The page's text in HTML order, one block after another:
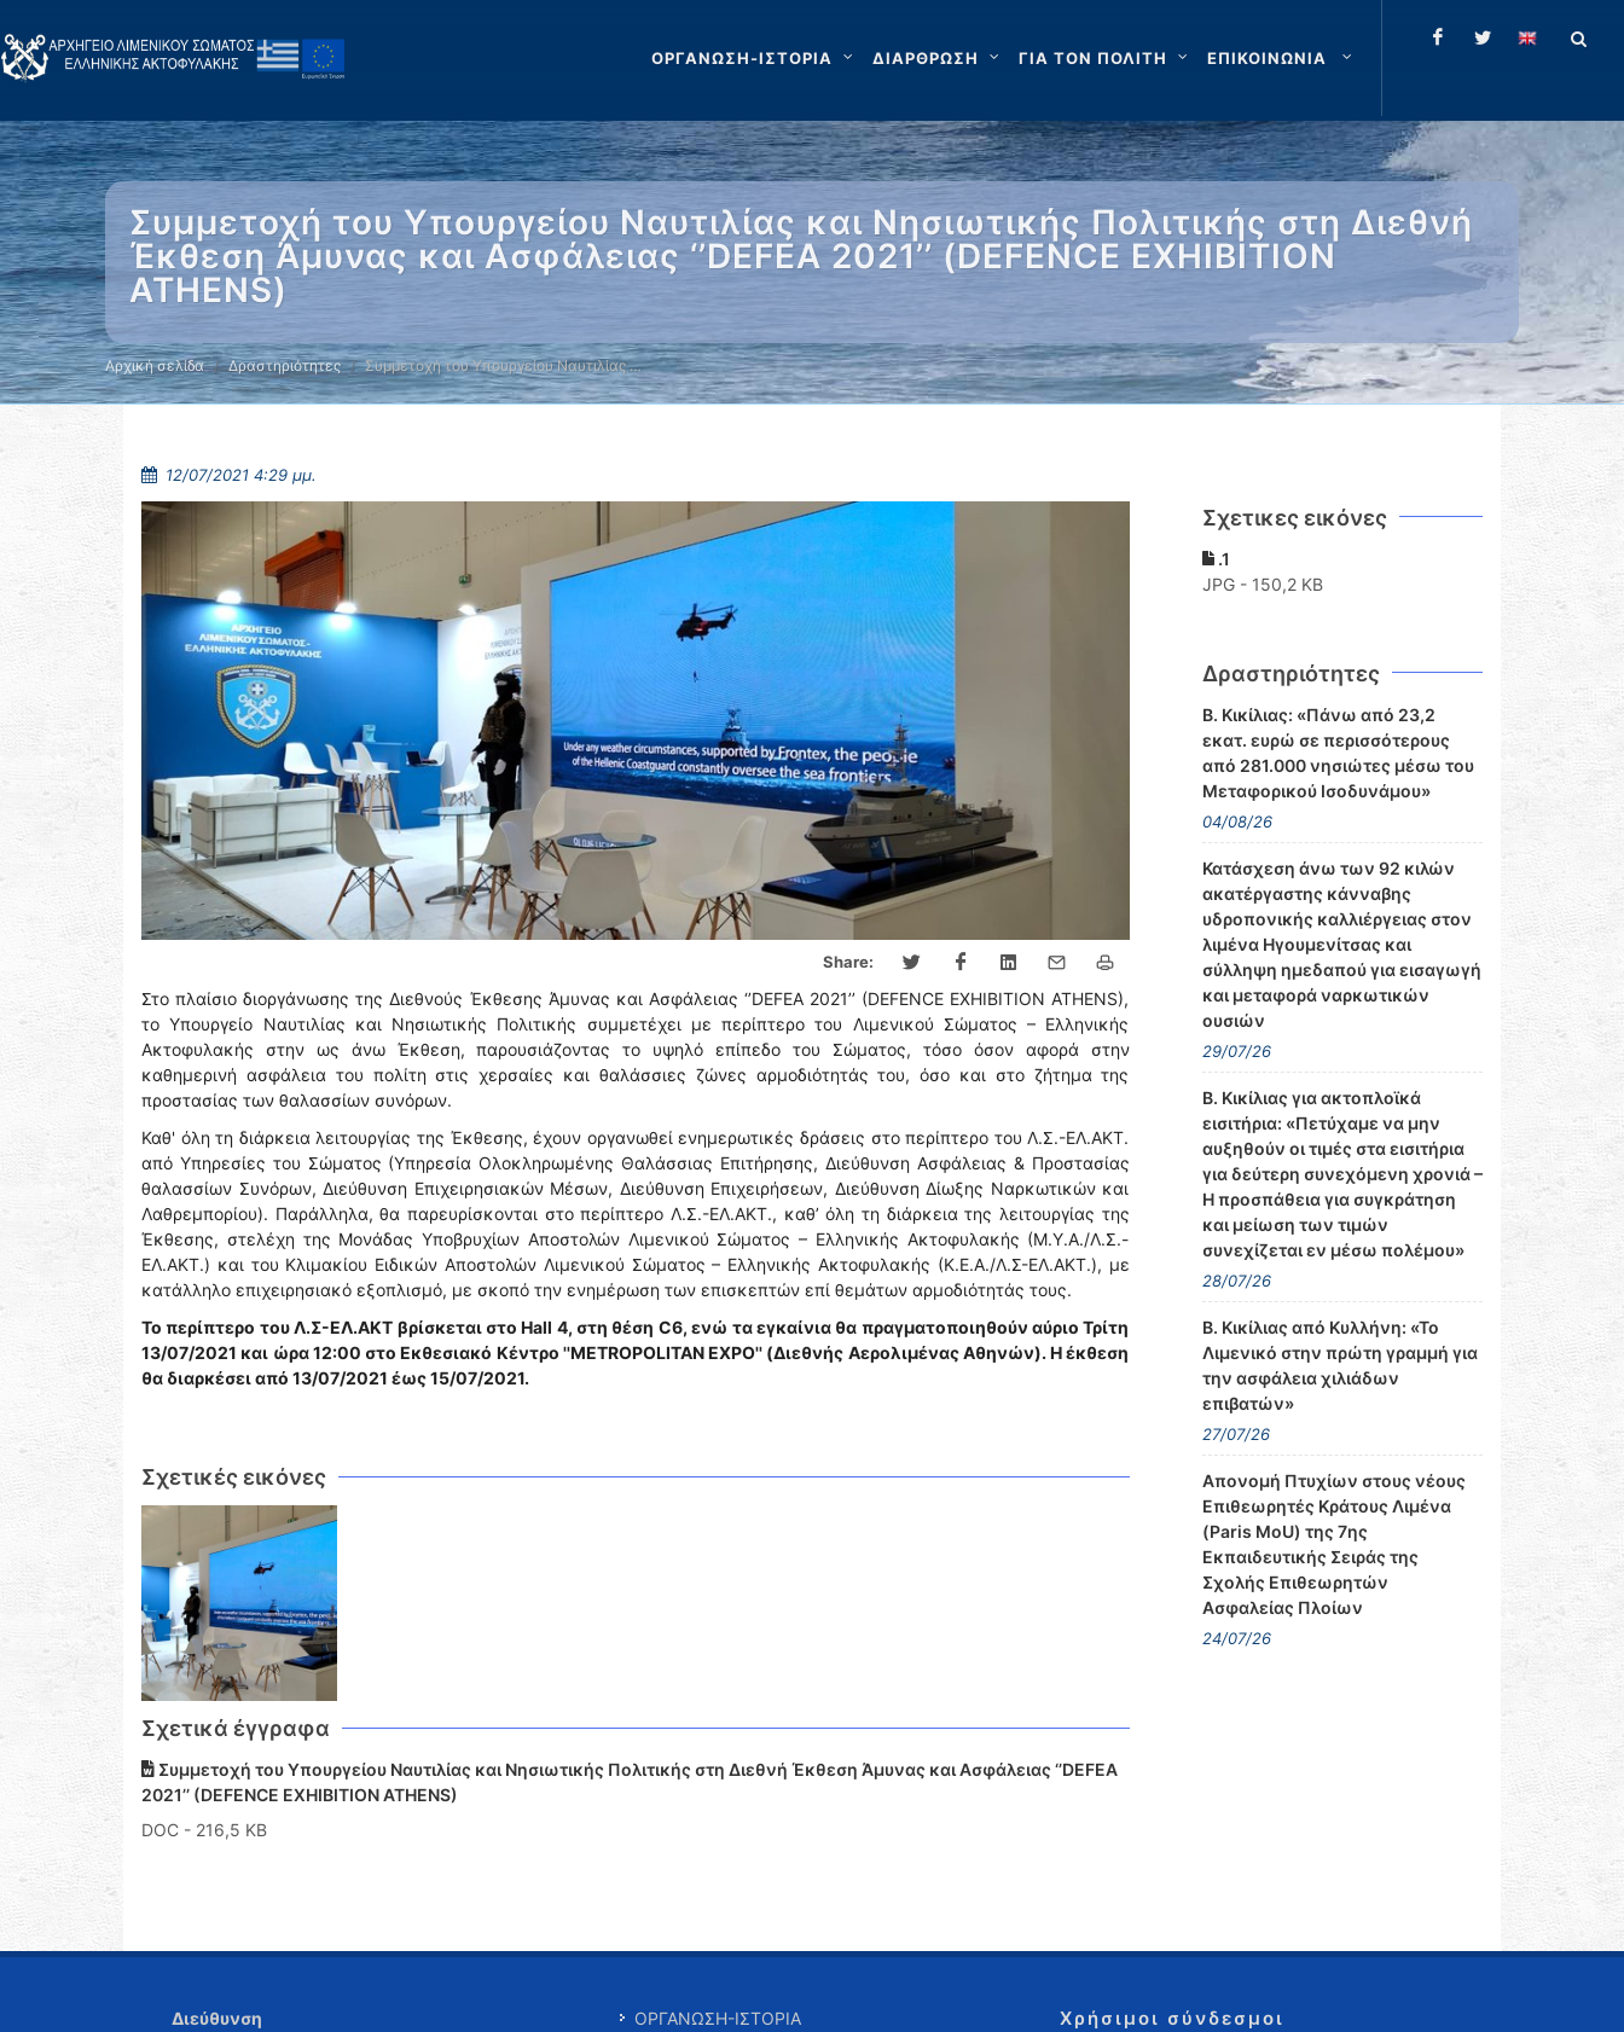
ΟΡΓΑΝΩΣΗ-ΙΣΤΟΡΙΑ ΔΙΑΡΘΡΩΣΗ ΓΙΑ ΤΟΝ ΠΟΛΙΤΗ ΕΠΙΚΟΙΝΩΝΙΑ
Συμμετοχή του Υπουργείου Ναυτιλίας και Νησιωτικής Πολιτικής στη Διεθνή
Έκθεση Άμυνας και Ασφάλειας ‘’DEFEA 2021’’ (DEFENCE EXHIBITION
ATHENS)
Αρχική σελίδα Δραστηριότητες Συμμετοχή του Υπουργείου Ναυτιλίας …
12/07/2021 4:29 μμ.
Share:
Στο πλαίσιο διοργάνωσης της Διεθνούς Έκθεσης Άμυνας και Ασφάλειας ‘’DEFEA 2021’’ (DEFENCE EXHIBITION ATHENS),
το Υπουργείο Ναυτιλίας και Νησιωτικής Πολιτικής συμμετέχει με περίπτερο του Λιμενικού Σώματος – Ελληνικής
Ακτοφυλακής στην ως άνω Έκθεση, παρουσιάζοντας το υψηλό επίπεδο του Σώματος, τόσο όσον αφορά στην
καθημερινή ασφάλεια του πολίτη στις χερσαίες και θαλάσσιες ζώνες αρμοδιότητάς του, όσο και στο ζήτημα της
προστασίας των θαλασσίων συνόρων.
Καθ' όλη τη διάρκεια λειτουργίας της Έκθεσης, έχουν οργανωθεί ενημερωτικές δράσεις στο περίπτερο του Λ.Σ.-ΕΛ.ΑΚΤ.
από Υπηρεσίες του Σώματος (Υπηρεσία Ολοκληρωμένης Θαλάσσιας Επιτήρησης, Διεύθυνση Ασφάλειας & Προστασίας
θαλασσίων Συνόρων, Διεύθυνση Επιχειρησιακών Μέσων, Διεύθυνση Επιχειρήσεων, Διεύθυνση Δίωξης Ναρκωτικών και
Λαθρεμπορίου). Παράλληλα, θα παρευρίσκονται στο περίπτερο Λ.Σ.-ΕΛ.ΑΚΤ., καθ’ όλη τη διάρκεια της λειτουργίας της
Έκθεσης, στελέχη της Μονάδας Υποβρυχίων Αποστολών Λιμενικού Σώματος – Ελληνικής Ακτοφυλακής (Μ.Υ.Α./Λ.Σ.-
ΕΛ.ΑΚΤ.) και του Κλιμακίου Ειδικών Αποστολών Λιμενικού Σώματος – Ελληνικής Ακτοφυλακής (Κ.Ε.Α./Λ.Σ-ΕΛ.ΑΚΤ.), με
κατάλληλο επιχειρησιακό εξοπλισμό, με σκοπό την ενημέρωση των επισκεπτών επί θεμάτων αρμοδιότητάς τους.
Το περίπτερο του Λ.Σ-ΕΛ.ΑΚΤ βρίσκεται στο Hall 4, στη θέση C6, ενώ τα εγκαίνια θα πραγματοποιηθούν αύριο Τρίτη
13/07/2021 και ώρα 12:00 στο Εκθεσιακό Κέντρο ''METROPOLITAN EXPO'' (Διεθνής Αερολιμένας Αθηνών). Η έκθεση
θα διαρκέσει από 13/07/2021 έως 15/07/2021.
Σχετικές εικόνες
Σχετικά έγγραφα
Συμμετοχή του Υπουργείου Ναυτιλίας και Νησιωτικής Πολιτικής στη Διεθνή Έκθεση Άμυνας και Ασφάλειας ‘’DEFEA
2021’’ (DEFENCE EXHIBITION ATHENS)
DOC - 216,5 KB
Σχετικες εικόνες
.1
JPG - 150,2 KB
Δραστηριότητες
Β. Κικίλιας: «Πάνω από 23,2
εκατ. ευρώ σε περισσότερους
από 281.000 νησιώτες μέσω του
Μεταφορικού Ισοδυνάμου»
04/08/26
Κατάσχεση άνω των 92 κιλών
ακατέργαστης κάνναβης
υδροπονικής καλλιέργειας στον
λιμένα Ηγουμενίτσας και
σύλληψη ημεδαπού για εισαγωγή
και μεταφορά ναρκωτικών
ουσιών
29/07/26
Β. Κικίλιας για ακτοπλοϊκά
εισιτήρια: «Πετύχαμε να μην
αυξηθούν οι τιμές στα εισιτήρια
για δεύτερη συνεχόμενη χρονιά –
Η προσπάθεια για συγκράτηση
και μείωση των τιμών
συνεχίζεται εν μέσω πολέμου»
28/07/26
Β. Κικίλιας από Κυλλήνη: «Το
Λιμενικό στην πρώτη γραμμή για
την ασφάλεια χιλιάδων
επιβατών»
27/07/26
Απονομή Πτυχίων στους νέους
Επιθεωρητές Κράτους Λιμένα
(Paris MoU) της 7ης
Εκπαιδευτικής Σειράς της
Σχολής Επιθεωρητών
Ασφαλείας Πλοίων
24/07/26
Διεύθυνση
ΟΡΓΑΝΩΣΗ-ΙΣΤΟΡΙΑ
Χρήσιμοι σύνδεσμοι